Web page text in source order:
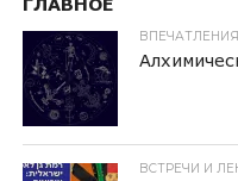
ГЛАВНОЕ
ВПЕЧАТЛЕНИЯ
ВСТРЕЧИ И